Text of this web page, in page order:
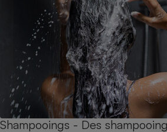
Shampooings - Des